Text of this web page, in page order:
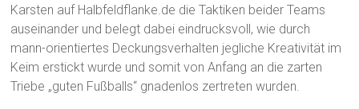
Karsten auf Halbfeldflanke.de die Taktiken beider Teams
auseinander und belegt dabei eindrucksvoll, wie durch
mann-orientiertes Deckungsverhalten jegliche Kreativität im
Keim erstickt wurde und somit von Anfang an die zarten
Triebe „guten Fußballs“ gnadenlos zertreten wurden.